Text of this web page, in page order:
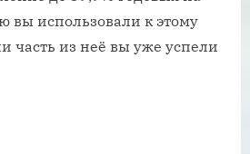
вы использовали к этому
часть из неё вы уже успели